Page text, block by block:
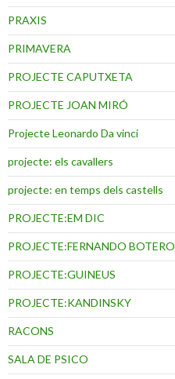
PRAXIS
PRIMAVERA
PROJECTE CAPUTXETA
PROJECTE JOAN MIRÓ
Projecte Leonardo Da vinci
projecte: els cavallers
projecte: en temps dels castells
PROJECTE:EM DIC
PROJECTE:FERNANDO BOTERO
PROJECTE:GUINEUS
PROJECTE:KANDINSKY
RACONS
SALA DE PSICO